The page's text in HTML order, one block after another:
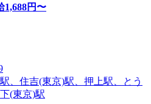
1,688円〜
、住吉(東京)駅、押上駅、とう
(東京)駅